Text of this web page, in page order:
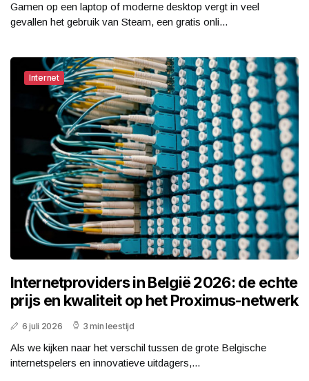
Gamen op een laptop of moderne desktop vergt in veel
gevallen het gebruik van Steam, een gratis onli...
Internet
Internetproviders in België 2026: de echte
prijs en kwaliteit op het Proximus-netwerk
6 juli 2026 3 min leestijd
Als we kijken naar het verschil tussen de grote Belgische
internetspelers en innovatieve uitdagers,...